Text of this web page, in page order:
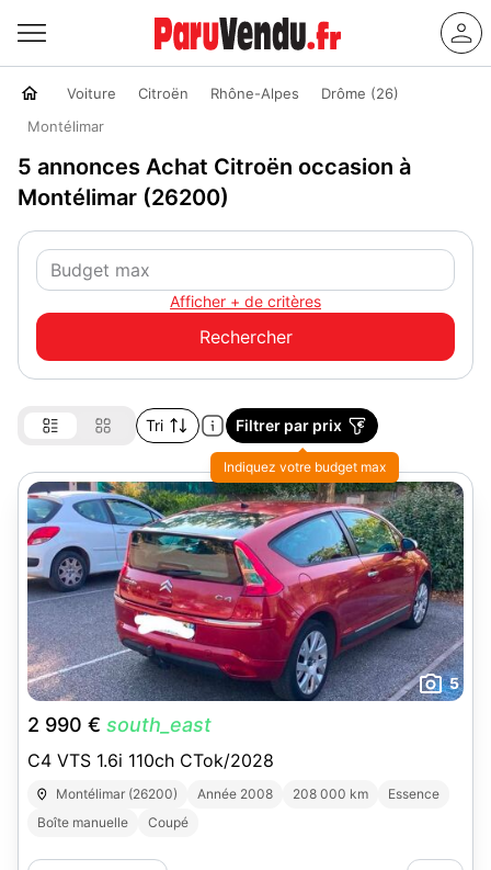
Voiture Citroën Rhône-Alpes
Drôme (26)
Montélimar
5 annonces Achat Citroën occasion à
Montélimar (26200)
Afficher + de critères
Tri Filtrer par prix
Indiquez votre budget max
5
2 990 € south_east
C4 VTS 1.6i 110ch CTok/2028
Montélimar (26200) Année 2008 208 000 km
Essence
Boîte manuelle
Coupé